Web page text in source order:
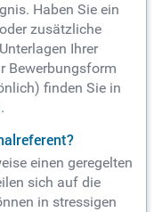
Haben Sie ein
zusätzliche
Ihrer
Bewerbungsform
finden Sie in
einen geregelten
sich auf die
in stressigen